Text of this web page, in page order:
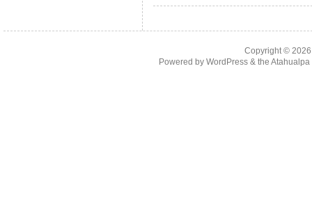
Copyright ©
Powered by WordPress& the Atahualpa